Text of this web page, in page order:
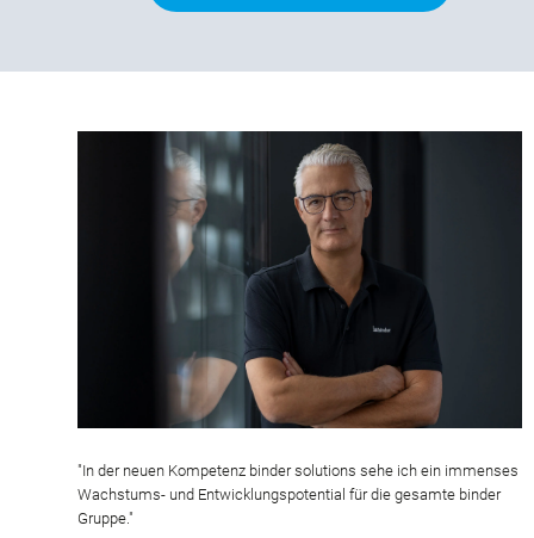
"In der neuen Kompetenz binder solutions sehe ich ein immenses
Wachstums- und Entwicklungspotential für die gesamte binder
Gruppe."